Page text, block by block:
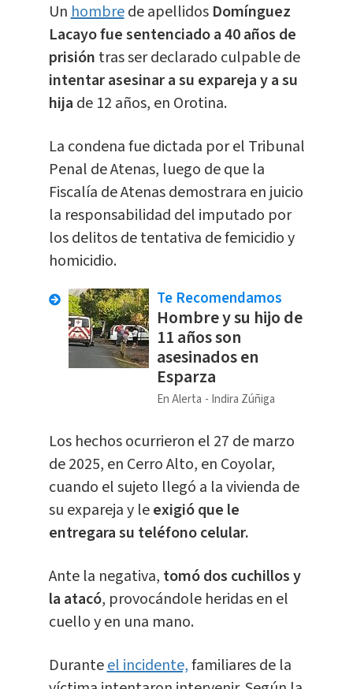
Unhombrede apellidos Domínguez
Lacayo fue sentenciado a 40 años de
prisión tras ser declarado culpable de
intentar asesinar a su expareja y a su
hija de 12 años, en Orotina.
La condena fue dictada por el Tribunal
Penal de Atenas, luego de que la
Fiscalía de Atenas demostrara en juicio
la responsabilidad del imputado por
los delitos de tentativa de femicidio y
homicidio.
Te Recomendamos
Hombre y su hijo de
11 años son
asesinados en
Esparza
En Alerta Indira Zúñiga
​Los hechos ocurrieron el 27 de marzo
de 2025, en Cerro Alto, en Coyolar,
cuando el sujeto llegó a la vivienda de
su expareja y leexigió que le
entregara su teléfono celular.
Ante la negativa, tomó dos cuchillos y
la atacó, provocándole heridas en el
cuello y en una mano.
Duranteel incidente,familiares de la